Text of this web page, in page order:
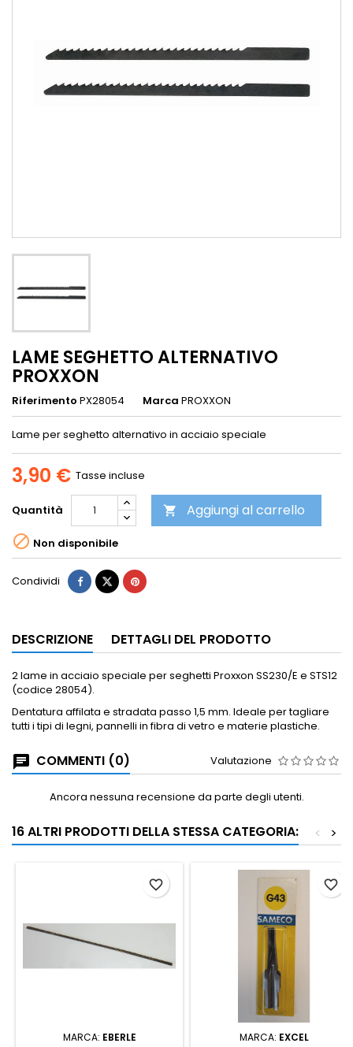
LAME SEGHETTO ALTERNATIVO
PROXXON
Riferimento PX28054 Marca PROXXON
Lame per seghetto alternativo in acciaio speciale
3,90 € Tasse incluse
Quantità  Aggiungi al carrello
 Non disponibile
Condividi
DESCRIZIONE DETTAGLI DEL PRODOTTO
2 lame in acciaio speciale per seghetti Proxxon SS230/E e STS12
(codice 28054).
Dentatura affilata e stradata passo 1,5 mm. Ideale per tagliare
tutti i tipi di legni, pannelli in fibra di vetro e materie plastiche.
COMMENTI (0) Valutazione
Ancora nessuna recensione da parte degli utenti.
16 ALTRI PRODOTTI DELLA STESSA CATEGORIA: >
<
MARCA: EBERLE
favorite_border
MARCA: EXCEL
favorite_border